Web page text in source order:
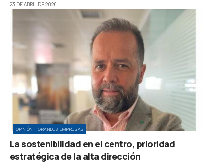
23 DE ABRIL DE 2026
OPINIÓN GRANDES EMPRESAS
La sostenibilidad en el centro, prioridad
estratégica de la alta dirección